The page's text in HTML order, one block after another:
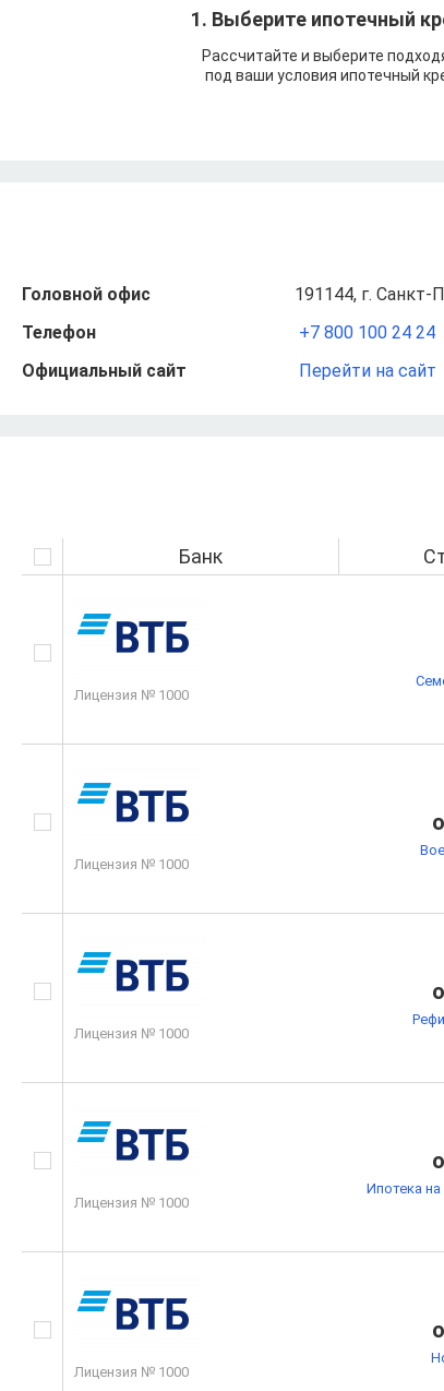
1. Выберите ипотечный
Рассчитайте и выберите
под ваши условия ипотечный
Головной офис
191144, г. Санкт-
Телефон
+7 800 100 24 24
Официальный сайт
Перейти на сайт
Банк
Лицензия № 1000
Лицензия № 1000
Лицензия № 1000
Лицензия № 1000
Ипотека
Лицензия № 1000